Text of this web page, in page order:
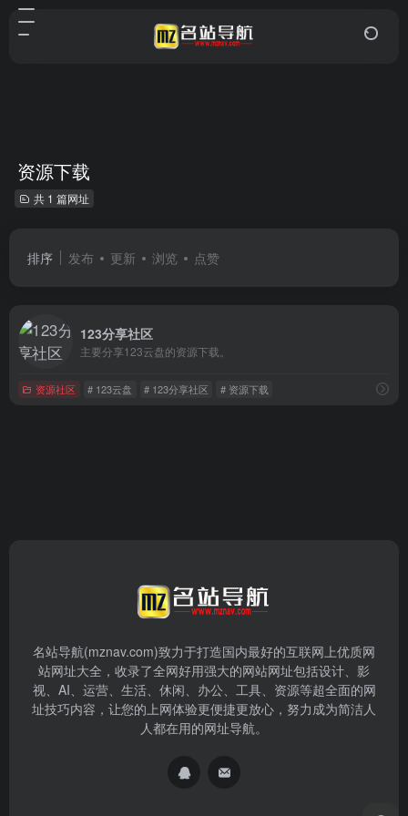
资源下载
共 1 篇网址
排序 发布 更新 浏览 点赞
123分享社区
主要分享123云盘的资源下载。
资源社区 # 123云盘 # 123分享社区 # 资源下载
名站导航(mznav.com)致力于打造国内最好的互联网上优质网
站网址大全，收录了全网好用强大的网站网址包括设计、影
视、AI、运营、生活、休闲、办公、工具、资源等超全面的网
址技巧内容，让您的上网体验更便捷更放心，努力成为简洁人
人都在用的网址导航。